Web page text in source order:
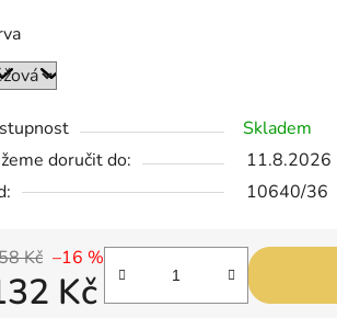
Skladem
doručit do:
11.8.2026
10640/36
Kč –16 %
Kč